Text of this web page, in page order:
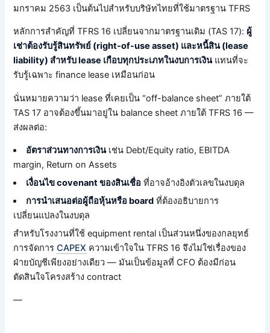
มกราคม 2563 เป็นต้นไปสำหรับบริษัทไทยที่ใช้มาตรฐาน TFRS
หลักการสำคัญที่ TFRS 16 เปลี่ยนจากมาตรฐานเดิม (TAS 17): ผู้
เช่าต้องรับรู้สินทรัพย์ (right-of-use asset) และหนี้สิน (lease
liability) สำหรับ lease เกือบทุกประเภทในงบการเงินแทนที่จะ
รับรู้เฉพาะ finance lease เหมือนก่อน
นั่นหมายความว่า lease ที่เคยเป็น “off-balance sheet” ภายใต้
TAS 17 อาจต้องขึ้นมาอยู่ใน balance sheet ภายใต้ TFRS 16 —
ส่งผลต่อ:
อัตราส่วนทางการเงินเช่น Debt/Equity ratio, EBITDA
margin, Return on Assets
เงื่อนไข covenant ของสินเชื่อ ที่อาจอ้างอิงตัวเลขในงบดุล
การนำเสนอต่อผู้ถือหุ้นหรือ board ที่ต้องอธิบายการ
เปลี่ยนแปลงในงบดุล
สำหรับโรงงานที่ใช้ equipment rental เป็นส่วนหนึ่งของกลยุทธ์
การจัดการCAPEX ความเข้าใจใน TFRS 16 จึงไม่ใช่เรื่องของ
ฝ่ายบัญชีเพียงอย่างเดียว — มันเป็นข้อมูลที่ CFO ต้องมีก่อน
ตัดสินใจโครงสร้าง contract
—